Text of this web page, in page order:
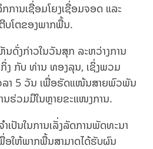
ການເຊື່ອມໂຍງເຊື່ອມຈອດ ແລະ
ບໂຕຂອງພາກພື້ນ.
ນດັ່ງກ່າວໃນວັນສຸກ ລະຫວ່າງການ
ກັບ ທ່ານ ທອງລຸນ, ເຊິ່ງພວມ
ລາ 5 ວັນ ເພື່ອຮັດແໜ້ນສາຍພົວພັນ
ນຮ່ວມມືໃນຫຼາຍຂະແໜງການ.
ເປັນໃນການເລັ່ງລັດການພັດທະນາ
ອໃຫ້ພາກພື້ນສາມາດໄດ້ຮັບຜົນ